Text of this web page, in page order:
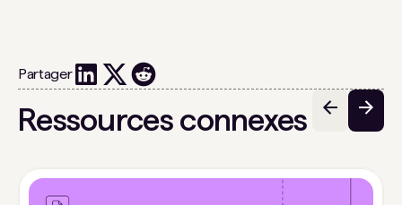
Partager
Ressources connexes